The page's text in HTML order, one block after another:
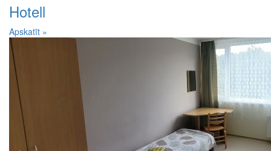
Hotell
Apskatīt »